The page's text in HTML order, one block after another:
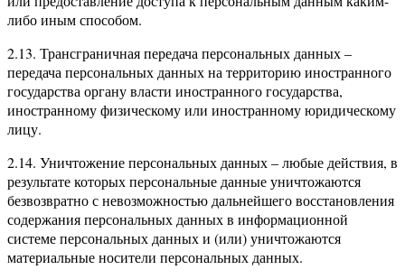
либо иным способом.
2.13. Трансграничная передача персональных данных –
передача персональных данных на территорию иностранного
государства органу власти иностранного государства,
иностранному физическому или иностранному юридическому
лицу.
2.14. Уничтожение персональных данных – любые действия, в
результате которых персональные данные уничтожаются
безвозвратно с невозможностью дальнейшего восстановления
содержания персональных данных в информационной
системе персональных данных и (или) уничтожаются
материальные носители персональных данных.